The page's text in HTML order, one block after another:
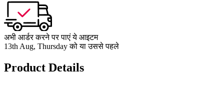
अभी आर्डर करने पर पाएं ये आइटम
13th Aug, Thursday को या उससे पहले
Product Details